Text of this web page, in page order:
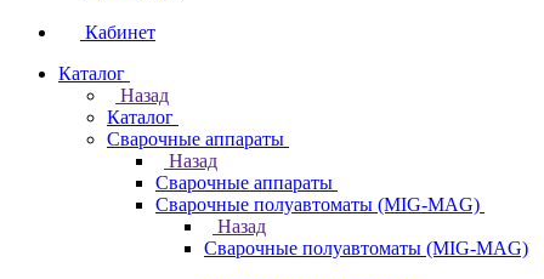
Кабинет
Каталог
Назад
Каталог
Сварочные аппараты
Назад
Сварочные аппараты
Сварочные полуавтоматы (MIG-MAG)
Назад
Сварочные полуавтоматы (MIG-MAG)